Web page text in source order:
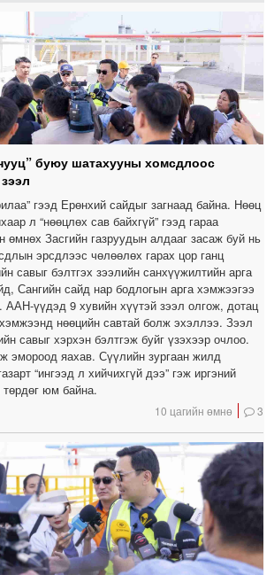
буюу шатахууны хомсдлоос
гээд Ерөнхий сайдыг загнаад байна. Нөөц
л “нөөцлөх сав байхгүй” гээд гараа
өмнөх Засгийн газруудын алдааг засаж буй нь
эрсдлээс чөлөөлөх гарах цор ганц
савыг бэлтгэх зээлийн санхүүжилтийн арга
Сангийн сайд нар бодлогын арга хэмжээгээ
үүдэд 9 хувийн хүүтэй зээл олгож, дотац
нөөцийн савтай болж эхэллээ. Зээл
савыг хэрхэн бэлтгэж буйг үзэхээр очлоо.
эмороод яахав. Сүүлийн зургаан жилд
“ингээд л хийчихгүй дээ” гэж иргэний
төрдөг юм байна.
10 цагийн өмнө 3